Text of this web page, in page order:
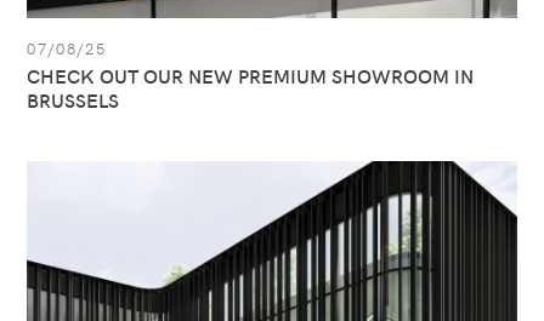
07/08/25
CHECK OUT OUR NEW PREMIUM SHOWROOM IN
BRUSSELS
preparado
para
el